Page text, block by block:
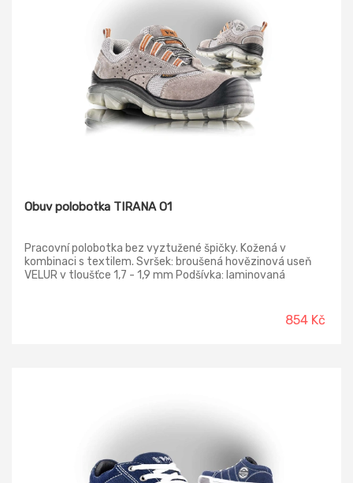
Obuv polobotka TIRANA O1
Pracovní polobotka bez vyztužené špičky. Kožená v
kombinaci s textilem. Svršek: broušená hovězinová useň
VELUR v tloušťce 1,7 - 1,9 mm Podšívka: laminovaná
potažená textílií MESH, antistatická Podešev : PU/PU -
transparentní - odolná proti palivovým olejům, antistatická,
854 Kč